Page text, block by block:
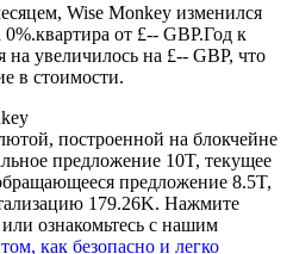
USDC в качестве
Wise Monkey изменился
от £-- GBP.Год к
на увеличилось на £-- GBP, что
в стоимости.
построенной на блокчейне
предложение 10T, текущее
предложение 8.5T,
179.26K. Нажмите
или ознакомьтесь с нашим
том, как безопасно и легко